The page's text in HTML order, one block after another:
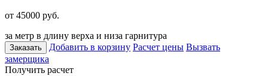
от 45000 руб.
за метр в длину верха и низа гарнитура
Заказать Добавить в корзину Расчет цены Вызвать
замерщика
Получить расчет